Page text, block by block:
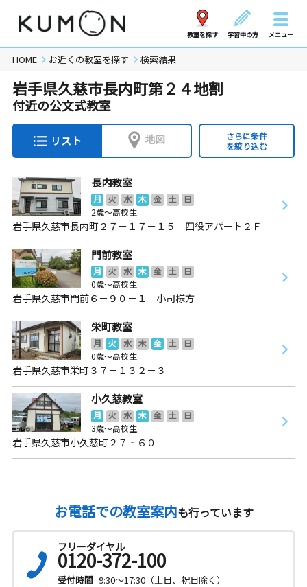
教室を探す 学習中の方 メニュー
HOME お近くの教室を探す 検索結果
岩手県久慈市長内町第２４地割
付近の公文式教室
リスト 地図
さらに条件
を絞り込む
長内教室
月 火 水 木 金 土
日
2歳～高校生
岩手県久慈市長内町２７－１７－１５ 四役アパート２Ｆ
門前教室
月 火 水 木 金 土
日
0歳～高校生
岩手県久慈市門前６－９０－１ 小司様方
栄町教室
月 火 水 木 金 土
日
0歳～高校生
岩手県久慈市栄町３７－１３２－３
小久慈教室
月 火 水 木 金 土
日
3歳～高校生
岩手県久慈市小久慈町２７‐６０
お電話での教室案内も行っています
フリーダイヤル
0120-372-100
受付時間 9:30～17:30（土日、祝日除く）